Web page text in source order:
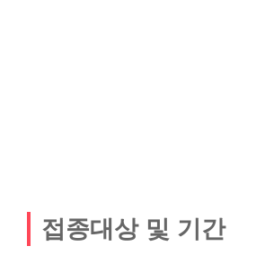
접종대상 및 기간